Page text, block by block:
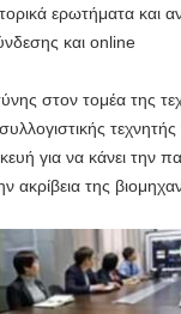
ερωτήματα και
και online
στον τομέα της
για να κάνει
της